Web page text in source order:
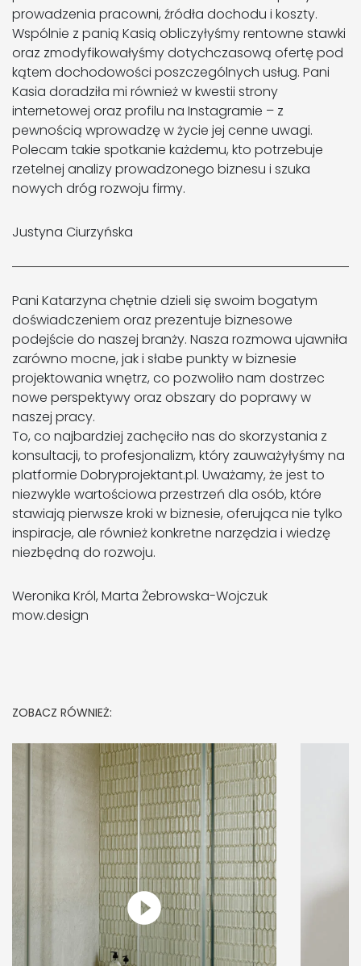
prowadzenia pracowni, źródła dochodu i koszty.
Wspólnie z panią Kasią obliczyłyśmy rentowne stawki
oraz zmodyfikowałyśmy dotychczasową ofertę pod
kątem dochodowości poszczególnych usług. Pani
Kasia doradziła mi również w kwestii strony
internetowej oraz profilu na Instagramie – z
pewnością wprowadzę w życie jej cenne uwagi.
Polecam takie spotkanie każdemu, kto potrzebuje
rzetelnej analizy prowadzonego biznesu i szuka
nowych dróg rozwoju firmy.
Justyna Ciurzyńska
Pani Katarzyna chętnie dzieli się swoim bogatym
doświadczeniem oraz prezentuje biznesowe
podejście do naszej branży. Nasza rozmowa ujawniła
zarówno mocne, jak i słabe punkty w biznesie
projektowania wnętrz, co pozwoliło nam dostrzec
nowe perspektywy oraz obszary do poprawy w
naszej pracy.
To, co najbardziej zachęciło nas do skorzystania z
konsultacji, to profesjonalizm, który zauważyłyśmy na
platformie Dobryprojektant.pl. Uważamy, że jest to
niezwykle wartościowa przestrzeń dla osób, które
stawiają pierwsze kroki w biznesie, oferująca nie tylko
inspiracje, ale również konkretne narzędzia i wiedzę
niezbędną do rozwoju.
Weronika Król, Marta Żebrowska-Wojczuk
mow.design
ZOBACZ RÓWNIEŻ: